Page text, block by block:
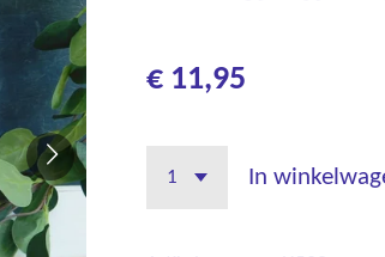
€ 11,95
In